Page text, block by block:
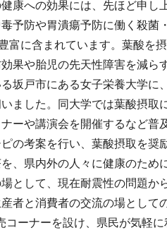
康への効果には、先ほど申
予防や胃潰瘍予防に働く殺
富に含まれています。葉酸を
果や胎児の先天性障害を減ら
坂戸市にある女子栄養大学
ました。同大学では葉酸摂
ーや講演会を開催するなど普
の考案を行い、葉酸摂取を奨
、県内外の人々に健康のため
として、現在耐震性の問題
者と消費者の交流の場とし
コーナーを設け、県民が気軽